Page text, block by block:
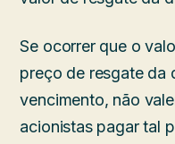
Se ocorrer que o
preço de resgate da
vencimento, não
acionistas pagar tal